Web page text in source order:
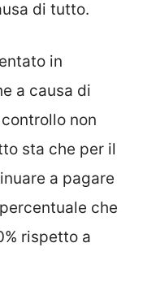
di tutto.
in
a causa di
non
sta che per il
a pagare
che
rispetto a